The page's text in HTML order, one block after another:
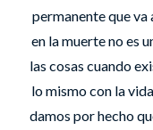
permanente que
en la muerte no es
las cosas cuando
lo mismo con la
damos por hecho